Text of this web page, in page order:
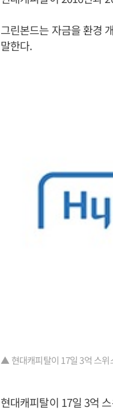
그린본드는 자금을 환경
말한다.
▲ 현대캐피탈이 17일 3억 스위
현대캐피탈이 17일 3억